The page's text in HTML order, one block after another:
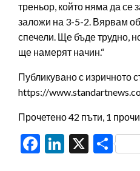
треньор, който няма да се
заложи на 3-5-2. Вярвам
спечели. Ще бъде трудно,
ще намерят начин.“
Публикувано с изричното
https://
Прочетено 42 пъти, 1
Facebook
LinkedIn
X